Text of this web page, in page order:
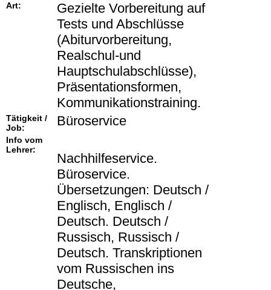
Art:
Gezielte Vorbereitung auf
Tests und Abschlüsse
(Abiturvorbereitung,
Realschul-und
Hauptschulabschlüsse),
Präsentationsformen,
Kommunikationstraining.
Tätigkeit /
Job:
Büroservice
Info vom
Lehrer:
Nachhilfeservice.
Büroservice.
Übersetzungen: Deutsch /
Englisch, Englisch /
Deutsch. Deutsch /
Russisch, Russisch /
Deutsch. Transkriptionen
vom Russischen ins
Deutsche,